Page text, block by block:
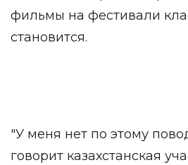
фильмы на фестивали
становится.
"У меня нет по этому
говорит казахстанская